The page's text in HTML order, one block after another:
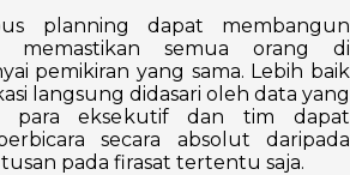
planning dapat membangun
memastikan semua orang di
pemikiran yang sama. Lebih baik
langsung didasari oleh data yang
para eksekutif dan tim dapat
secara absolut daripada
pada firasat tertentu saja.